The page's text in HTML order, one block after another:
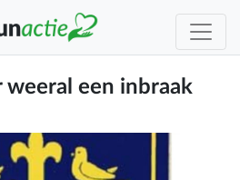
weeral een inbraak